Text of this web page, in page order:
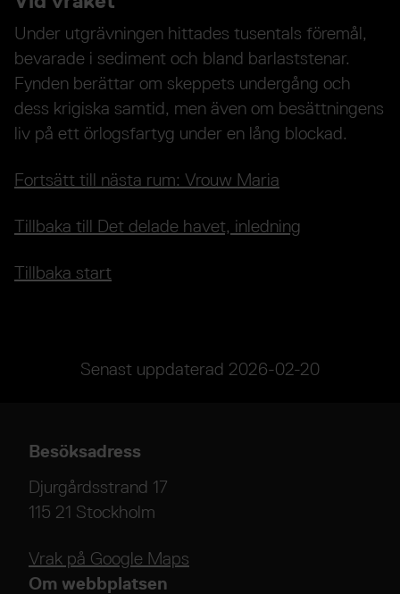
Under utgrävningen hittades tusentals föremål,
bevarade i sediment och bland barlaststenar.
Fynden berättar om skeppets undergång och
dess krigiska samtid, men även om besättningens
liv på ett örlogsfartyg under en lång blockad.
Fortsätt till nästa rum: Vrouw Maria
Tillbaka till Det delade havet, inledning
Tillbaka start
Senast uppdaterad 2026-02-20
Besöksadress
Djurgårdsstrand 17
115 21 Stockholm
Vrak på Google Maps
Om webbplatsen